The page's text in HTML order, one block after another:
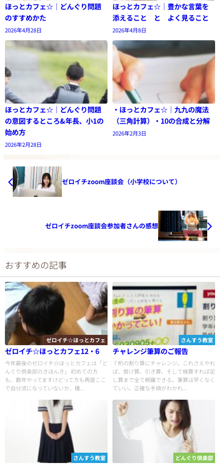
ほっとカフェ☆｜どんぐり問題
のすすめかた
2026年4月28日
ほっとカフェ☆｜豊かな言葉を
添えること と よく見ること
2026年4月8日
ほっとカフェ☆｜どんぐり問題
の意図するところ&年長、小1の
始め方
2026年2月28日
・ほっとカフェ☆｜九九の魔法
（三角計算）・10の合成と分解
2026年2月3日
ゼロイチzoom座談会（小学校について）
ゼロイチzoom座談会参加者さんの感想
おすすめの記事
ゼロイチ☆ほっとカフェ
ゼロイチ☆ほっとカフェ12・6
今年最後のゼロイチ☆ほっとカフェは「ど
んぐり倶楽部のきほんき」 初めての方
も、数年やってますけどって方も再度ここ
で自分流になっていないか、確...
さんすう教室
チャレンジ筆算のご報告
７桁の割り算にチャレンジ。これさえやれ
ば、掛け算、引き算、そして検算すれば足
し算まで全て網羅できる。筆算は早くなく
ていい。正確な手順がわかれ...
さんすう教室 どんぐり倶楽部